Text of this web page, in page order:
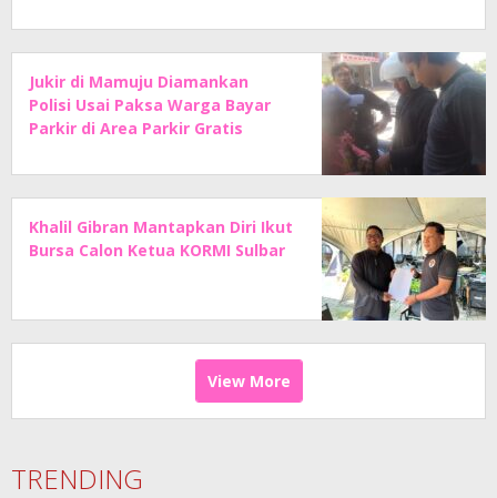
Jukir di Mamuju Diamankan
Polisi Usai Paksa Warga Bayar
Parkir di Area Parkir Gratis
Khalil Gibran Mantapkan Diri Ikut
Bursa Calon Ketua KORMI Sulbar
View More
TRENDING